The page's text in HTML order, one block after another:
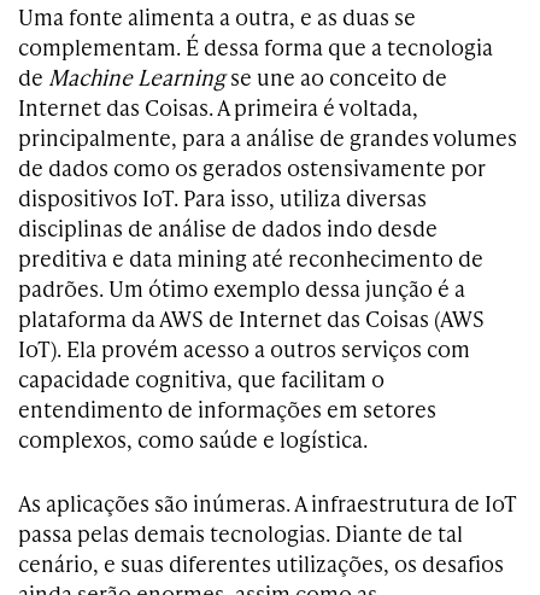
Uma fonte alimenta a outra, e as duas se
complementam. É dessa forma que a tecnologia
de Machine Learningse une ao conceito de
Internet das Coisas. A primeira é voltada,
principalmente, para a análise de grandes volumes
de dados como os gerados ostensivamente por
dispositivos IoT. Para isso, utiliza diversas
disciplinas de análise de dados indo desde
preditiva e data mining até reconhecimento de
padrões. Um ótimo exemplo dessa junção é a
plataforma da AWS de Internet das Coisas (AWS
IoT). Ela provém acesso a outros serviços com
capacidade cognitiva, que facilitam o
entendimento de informações em setores
complexos, como saúde e logística.
As aplicações são inúmeras. A infraestrutura de IoT
passa pelas demais tecnologias. Diante de tal
cenário, e suas diferentes utilizações, os desafios